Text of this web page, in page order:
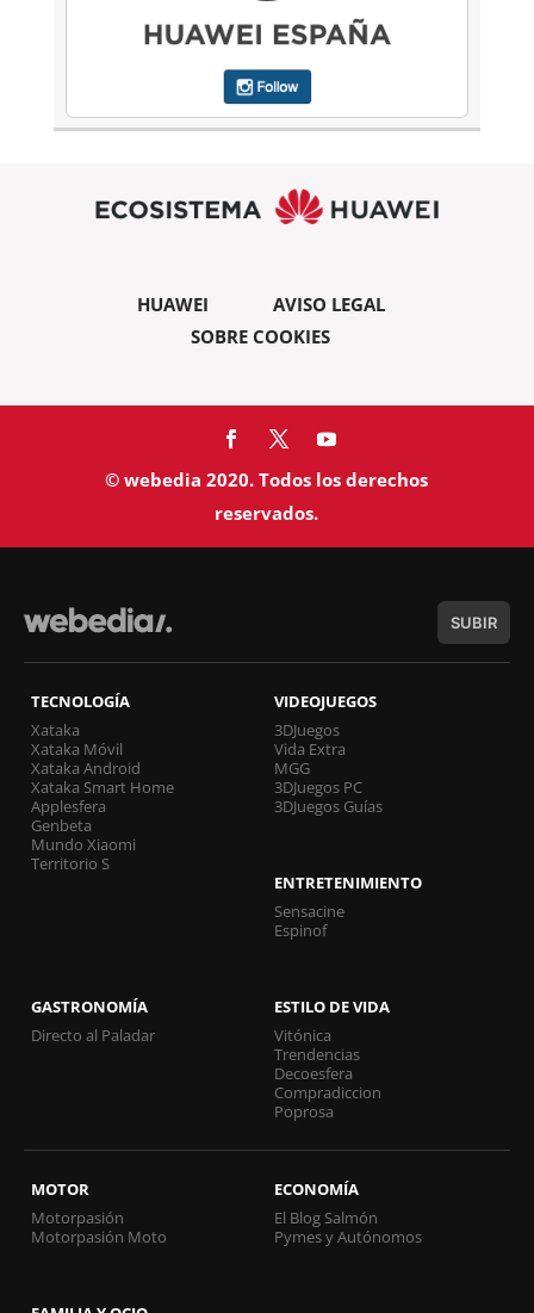
HUAWEI
AVISO LEGAL
SOBRE COOKIES
© webedia 2020. Todos los derechos
reservados.
SUBIR
TECNOLOGÍA
Xataka
Xataka Móvil
Xataka Android
Xataka Smart Home
Applesfera
Genbeta
Mundo Xiaomi
Territorio S
VIDEOJUEGOS
3DJuegos
Vida Extra
MGG
3DJuegos PC
3DJuegos Guías
ENTRETENIMIENTO
Sensacine
Espinof
GASTRONOMÍA
Directo al Paladar
ESTILO DE VIDA
Vitónica
Trendencias
Decoesfera
Compradiccion
Poprosa
MOTOR
Motorpasión
Motorpasión Moto
ECONOMÍA
El Blog Salmón
Pymes y Autónomos